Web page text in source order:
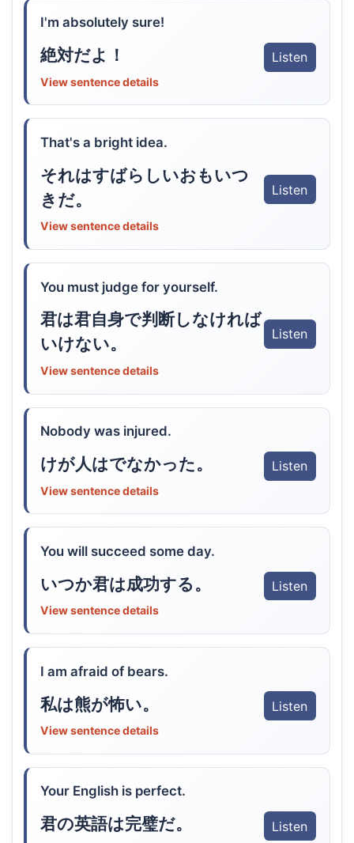
I'm absolutely sure!
絶対だよ！ Listen
View sentence details
That's a bright idea.
それはすばらしいおもいつ
きだ。
Listen
View sentence details
You must judge for yourself.
君は君自身で判断しなければ
いけない。
Listen
View sentence details
Nobody was injured.
けが人はでなかった。 Listen
View sentence details
You will succeed some day.
いつか君は成功する。 Listen
View sentence details
I am afraid of bears.
私は熊が怖い。 Listen
View sentence details
Your English is perfect.
君の英語は完璧だ。 Listen